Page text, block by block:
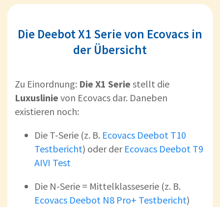
Die Deebot X1 Serie von Ecovacs in
der Übersicht
Zu Einordnung: Die X1 Serie stellt die
Luxuslinie von Ecovacs dar. Daneben
existieren noch:
Die T-Serie (z. B. Ecovacs Deebot T10
Testbericht) oder der Ecovacs Deebot T9
AIVI Test
Die N-Serie = Mittelklasseserie (z. B.
Ecovacs Deebot N8 Pro+ Testbericht)